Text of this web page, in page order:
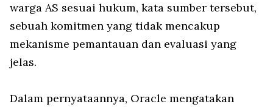
warga AS sesuai hukum, kata sumber tersebut,
sebuah komitmen yang tidak mencakup
mekanisme pemantauan dan evaluasi yang
jelas.
Dalam pernyataannya, Oracle mengatakan